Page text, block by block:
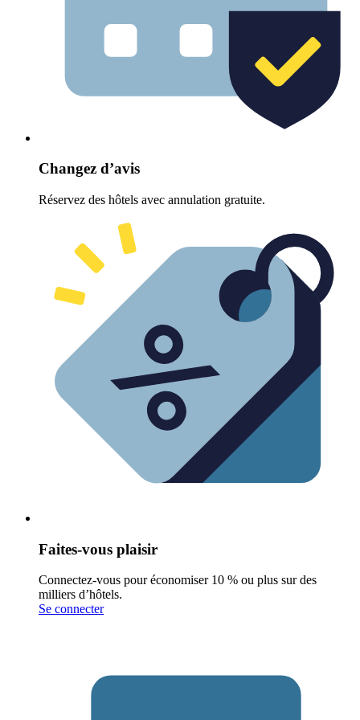
Changez d’avis
Réservez des hôtels avec annulation gratuite.
Faites-vous plaisir
Connectez-vous pour économiser 10 % ou plus sur des
milliers d’hôtels.
Se connecter